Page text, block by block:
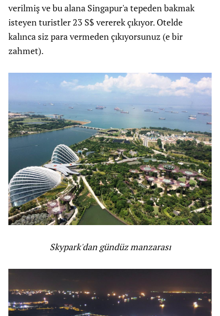
verilmiş ve bu alana Singapur'a tepeden bakmak
isteyen turistler 23 S$ vererek çıkıyor. Otelde
kalınca siz para vermeden çıkıyorsunuz (e bir
zahmet).
Skypark'dan gündüz manzarası